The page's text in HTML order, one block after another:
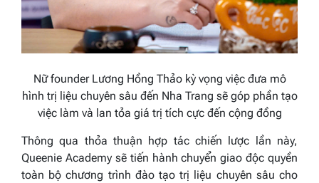
Nữ founder Lương Hồng Thảo kỳ vọng việc đưa mô
hình trị liệu chuyên sâu đến Nha Trang sẽ góp phần tạo
việc làm và lan tỏa giá trị tích cực đến cộng đồng
Thông qua thỏa thuận hợp tác chiến lược lần này,
Queenie Academy sẽ tiến hành chuyển giao độc quyền
toàn bộ chương trình đào tạo trị liệu chuyên sâu cho